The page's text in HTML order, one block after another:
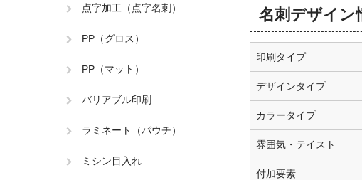
名刺デザイン
印刷タイプ
デザインタイプ
カラータイプ
雰囲気・テイスト
付加要素
点字加工（点字名刺）
PP（グロス）
PP（マット）
バリアブル印刷
ラミネート（パウチ）
ミシン目入れ